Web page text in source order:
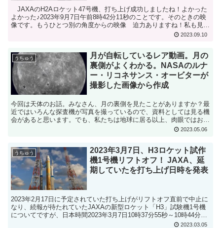
JAXAのH2Aロケット47号機、打ち上げ成功しましたね！よかった
よかった♪2023年9月7日午前8時42分11秒のことです。そのときの映
像です。もうひとつ別の角度からの映像 迫力ありますね！私も見に
2023.09.10
うちゅう
月が自転しているレア動画。月の
裏側がよくわかる。NASAのルナ
ー・リコネサンス・オービターが
撮影した画像から作成
今回は天体のお話。みなさん、月の裏側を見たことがありますか？最
近ではいろんな探査機が写真を撮っているので、資料としては見る機
会があると思います。でも、私たちは地球に居る以上、肉眼ではお月
さんの表側しか見ることができません。なぜなら、月は自転...2023.05.06
うちゅう
2023年3月7日、H3ロケット試作
機1号機リフトオフ！ JAXA、延
期していたを打ち上げ日時を発表
2023年2月17日に予定されていた打ち上げがリフトオフ直前で中止に
なり、続報が待たれていたJAXAの新型ロケット「H3」試験機1号機
についてですが、日本時間2023年3月7日10時37分55秒～10時44分15
2023.03.05